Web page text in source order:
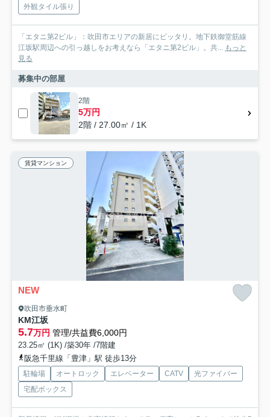
外観タイル張り
「エタニ第2ビル」：吹田市エリアの新居にピッタリ。地下鉄御堂筋線
江坂駅周辺への引っ越しをお考えなら「エタニ第2ビル」。共... もっと
見る
募集中の部屋
2階
5万円
2階 / 27.00㎡ / 1K
賃貸マンション
NEW
吹田市垂水町
KM江坂
5.7万円 管理/共益費6,000円
23.25㎡ (1K) /築30年 /7階建
阪急千里線「豊津」駅 徒歩13分
駐輪場 オートロック エレベーター CATV
光ファイバー
宅配ボックス